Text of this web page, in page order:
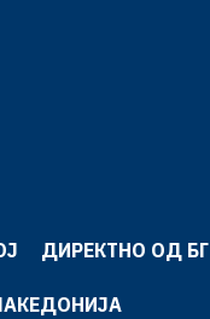
ДИРЕКТНО ОД БГ